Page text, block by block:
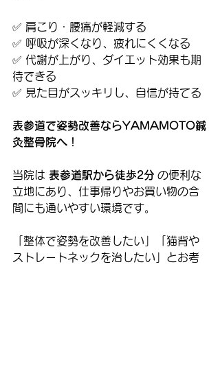
✅ 肩こり・腰痛が軽減する
✅ 呼吸が深くなり、疲れにくくなる
✅ 代謝が上がり、ダイエット効果も期
待できる
✅ 見た目がスッキリし、自信が持てる
表参道で姿勢改善ならYAMAMOTO鍼
灸整骨院へ！
当院は 表参道駅から徒歩2分 の便利な
立地にあり、仕事帰りやお買い物の合
間にも通いやすい環境です。
「整体で姿勢を改善したい」「猫背や
ストレートネックを治したい」とお考